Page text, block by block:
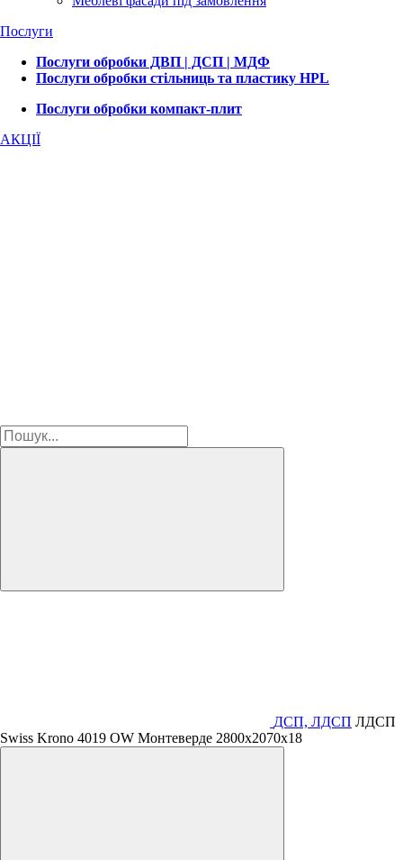
Послуги
Послуги обробки ДВП | ДСП | МДФ
Послуги обробки стільниць та пластику HPL
Послуги обробки компакт-плит
АКЦІЇ
ДСП, ЛДСП ЛДСП
Swiss Krono 4019 OW Монтеверде 2800х2070х18